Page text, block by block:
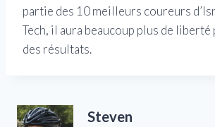
partie des 10 meilleurs coureurs
Tech, il aura beaucoup plus de
des résultats.
Steven